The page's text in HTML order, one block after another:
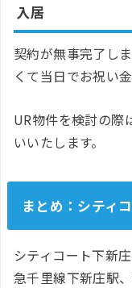
入居
契約が無事完了し
くて当日でお祝い
UR物件を検討の際
いいたします。
まとめ：シティ
シティコート下新
急千里線下新庄駅